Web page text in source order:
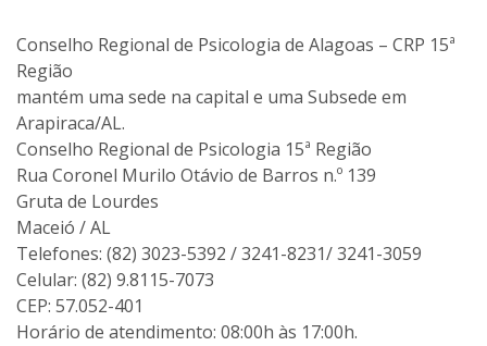
Conselho Regional de Psicologia de Alagoas – CRP 15ª
Região
mantém uma sede na capital e uma Subsede em
Arapiraca/AL.
Conselho Regional de Psicologia 15ª Região
Rua Coronel Murilo Otávio de Barros n.º 139
Gruta de Lourdes
Maceió / AL
Telefones: (82) 3023-5392 / 3241-8231/ 3241-3059
Celular: (82) 9.8115-7073
CEP: 57.052-401
Horário de atendimento: 08:00h às 17:00h.